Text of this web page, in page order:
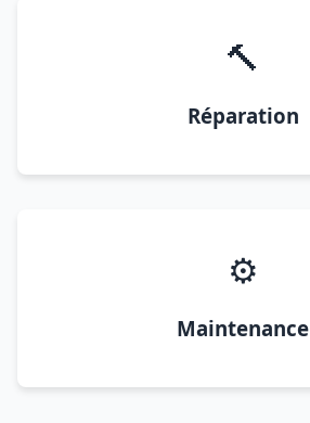
🔨
Réparation
⚙️
Maintenance